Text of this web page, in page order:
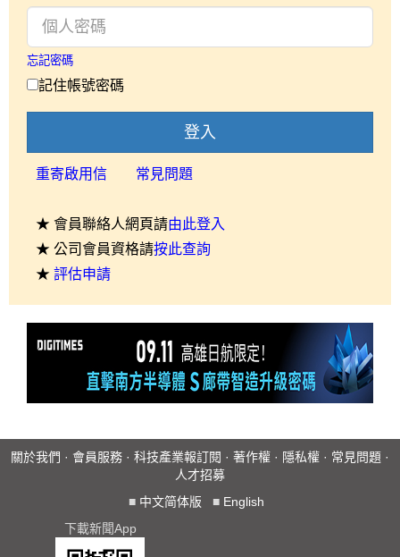
忘記密碼
記住帳號密碼
登入
重寄啟用信 常見問題
★ 會員聯絡人網頁請由此登入
★ 公司會員資格請按此查詢
★ 評估申請
關於我們 · 會員服務 · 科技產業報訂閱 · 著作權 · 隱私權 · 常見問題 ·
人才招募
■ 中文简体版 ■ English
下載新聞App